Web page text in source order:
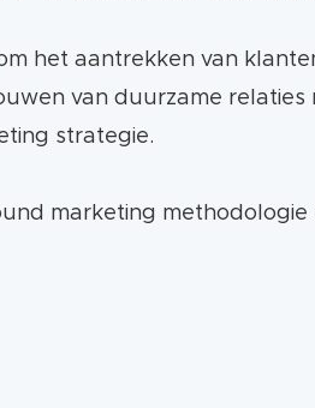
het aantrekken van
van duurzame
strategie.
marketing methodologie